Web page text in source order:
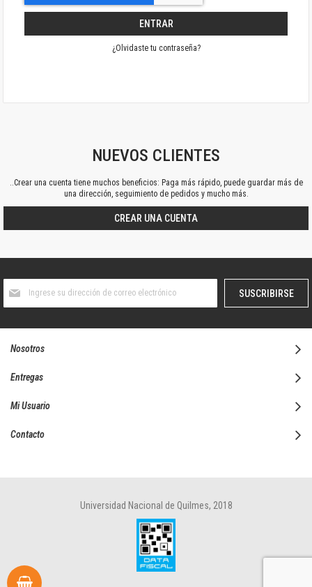
ENTRAR
¿Olvidaste tu contraseña?
NUEVOS CLIENTES
..Crear una cuenta tiene muchos beneficios: Paga más rápido, puede guardar más de
una dirección, seguimiento de pedidos y mucho más.
CREAR UNA CUENTA
boletín
SUSCRIBIRSE
Nosotros
Entregas
Mi Usuario
Contacto
Universidad Nacional de Quilmes, 2018